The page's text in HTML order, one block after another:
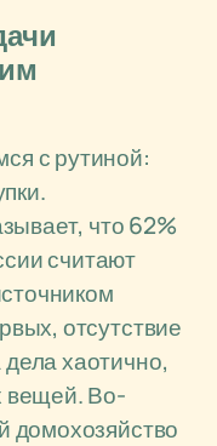
с рутиной:
что 62%
считают
отсутствие
хаотично,
вещей. Во-
домохозяйство